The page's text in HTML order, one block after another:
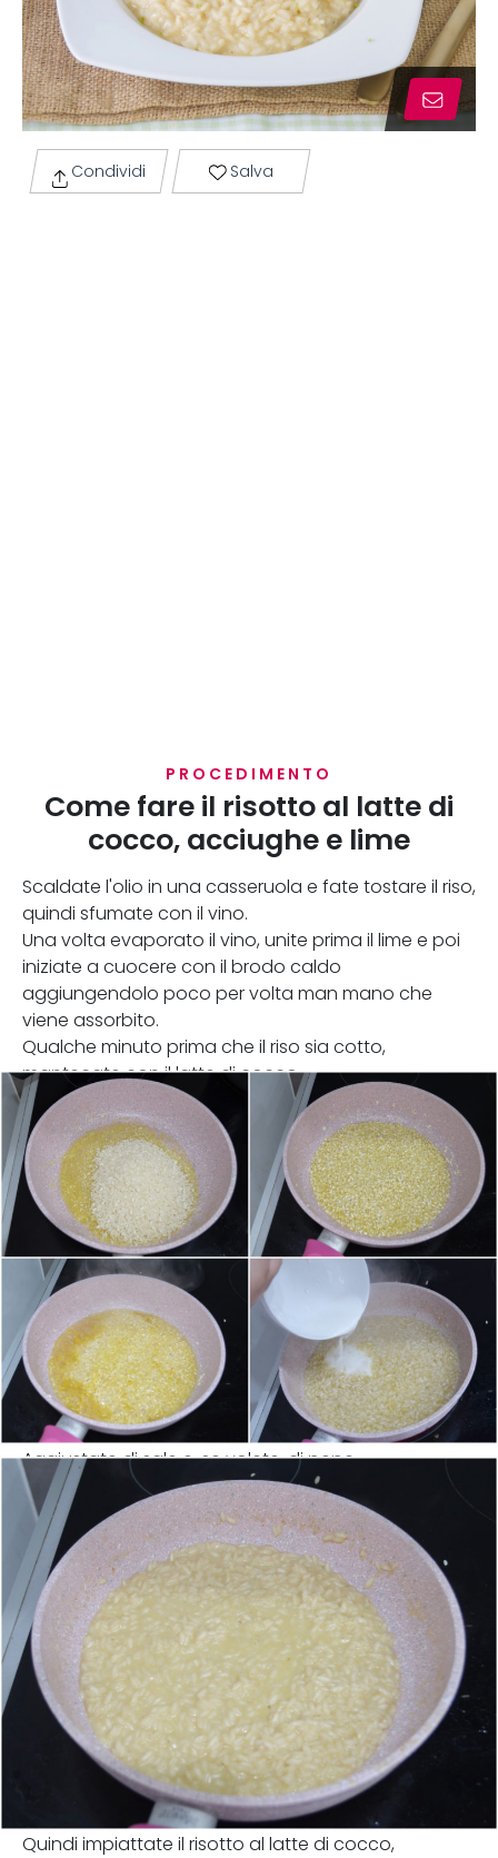
Condividi Salva
PROCEDIMENTO
Come fare il risotto al latte di
cocco, acciughe e lime
Scaldate l'olio in una casseruola e fate tostare il riso,
quindi sfumate con il vino.
Una volta evaporato il vino, unite prima il lime e poi
iniziate a cuocere con il brodo caldo
aggiungendolo poco per volta man mano che
viene assorbito.
Qualche minuto prima che il riso sia cotto,
mantecate con il latte di cocco.
Aggiustate di sale e, se volete, di pepe.
Quindi impiattate il risotto al latte di cocco,